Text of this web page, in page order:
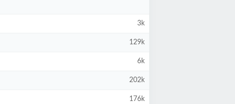
3k
129k
6k
202k
176k